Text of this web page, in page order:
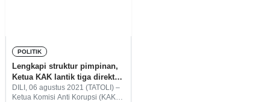
POLITIK
Lengkapi struktur pimpinan,
Ketua KAK lantik tiga direktur
dan delapan kepala unit
DILI, 06 agustus 2021 (TATOLI) –
Ketua Komisi Anti Korupsi (KAK),